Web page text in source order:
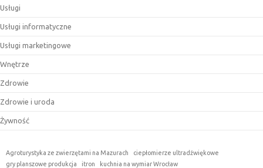
Usługi
Usługi informatyczne
Usługi marketingowe
Wnętrze
Zdrowie
Zdrowie i uroda
Żywność
Agroturystyka ze zwierzętami na Mazurach
ciepłomierze ultradźwiękowe
gry planszowe produkcja
itron
kuchnia na wymiar Wrocław